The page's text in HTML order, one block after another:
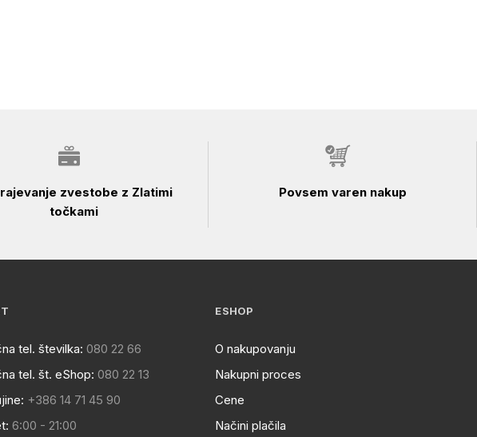
zvestobe z Zlatimi
točkami
Povsem varen nakup
tel. številka: 080 22 66
tel. št. eShop: 080 22 13
+386 14 71 45 90
6:00 - 21:00
ESHOP
O nakupovanju
Nakupni proces
Cene
Načini plačila